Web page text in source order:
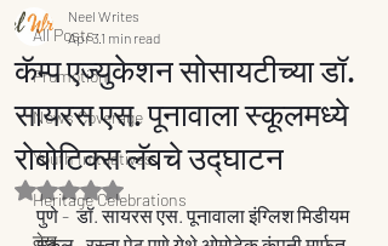
All Posts
Promotion
News Coverage
Youth Inituatives
Heritage Celebrations
लेख
कॅम्प एज्युकेशन सोसायटीच्या डॉ.
सायरस एस. पूनावाला स्कूलमध्ये
रोबोटिक्स लॅबचे उद्घाटन
Neel Writes
Apr 3 1 min read
Rated NaN out of 5 stars.
पुणे -  डॉ. सायरस एस. पूनावाला इंग्लिश मिडीयम